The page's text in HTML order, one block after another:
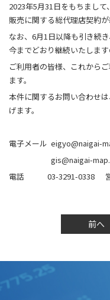
2023年5月31日をもちまし
販売に関する総代理店契約
なお、6月1日以降も引き続
今までどおり継続いたします
ご利用者の皆様、これから
ます。
本件に関するお問い合わせ
げます。
電子メール eigyo@naigai-
gis@naigai-
電話 03-3291-0338 営
前へ